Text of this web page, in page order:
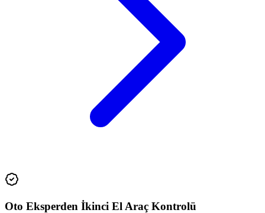
Oto Eksperden İkinci El Araç Kontrolü